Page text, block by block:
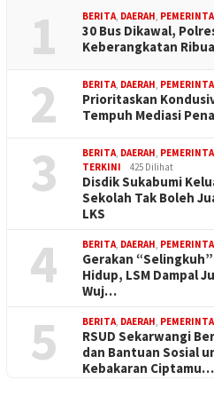
1 BERITA, DAERAH,
30 Bus Dikawal,
Keberangkatan
2 BERITA, DAERAH,
Prioritaskan
Tempuh Mediasi
3 BERITA, DAERAH,
TERKINI
425 Dilihat
Disdik Sukabumi
Sekolah Tak Boleh
LKS
4 BERITA, DAERAH,
Gerakan
Hidup, LSM Dampal
Wuj…
5 BERITA, DAERAH,
RSUD Sekarwangi
dan Bantuan Sosial
Kebakaran Ciptamu…